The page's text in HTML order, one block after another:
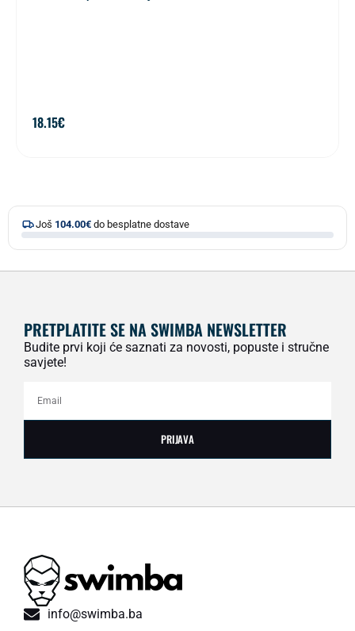
18.15€
Još 104.00€ do besplatne dostave
PRETPLATITE SE NA SWIMBA NEWSLETTER
Budite prvi koji će saznati za novosti, popuste i stručne
savjete!
PRIJAVA
info@swimba.ba